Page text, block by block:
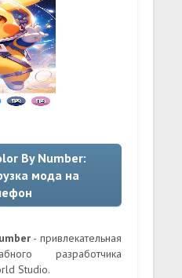
By Number:
мода на
- привлекательная
разработчика
Studio.